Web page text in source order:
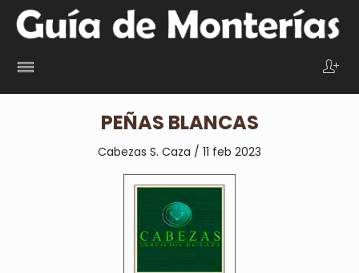
PEÑAS BLANCAS
Cabezas S. Caza / 11 feb 2023